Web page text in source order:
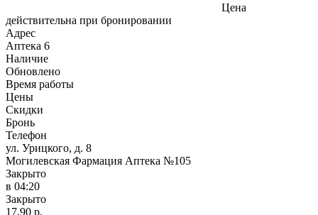
Цена
действительна при бронировании
Адрес
Аптека 6
Наличие
Обновлено
Время работы
Цены
Скидки
Бронь
Телефон
ул. Урицкого, д. 8
Могилевская Фармация Аптека №105
Закрыто
в 04:20
Закрыто
17,90 р.